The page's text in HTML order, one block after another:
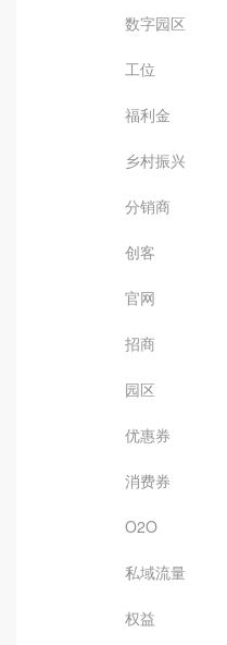
数字园区
工位
福利金
乡村振兴
分销商
创客
官网
招商
园区
优惠券
消费券
O2O
私域流量
权益